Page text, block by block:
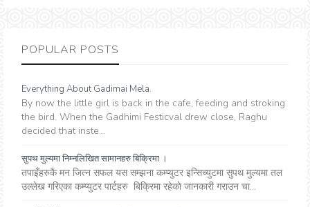
POPULAR POSTS
Everything About Gadimai Mela.
By now the little girl is back in the cafe, feeding and stroking
the bird. When the Gadhimi Festicval drew close, Raghu
decided that inste...
सुपथ मुल्यमा निम्नलिखित सामानहरु बिक्रिमा ।
तपाइँहरुकै मन जित्न सफल यस सम्झना कम्प्युटर इन्सिच्युटमा सुपथ मुल्यमा तल
उल्लेख गरिएका कम्प्युटर पार्टहरु बिक्रिमा रहेकाे जानकारी गराउन चा...